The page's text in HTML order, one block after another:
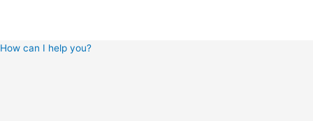
How can I help you?